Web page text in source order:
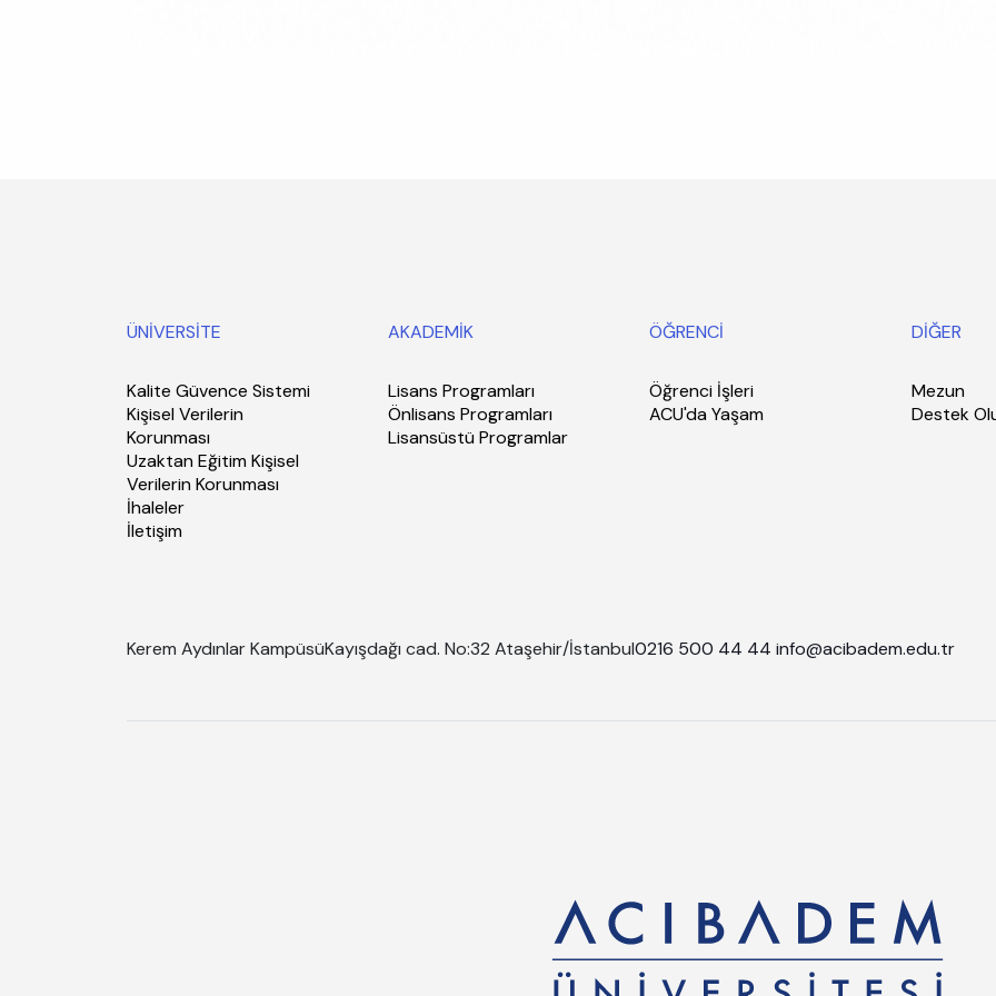
ÜNİVERSİTE
Kalite Güvence Sistemi
Kişisel Verilerin
Korunması
Uzaktan Eğitim Kişisel
Verilerin Korunması
İhaleler
İletişim
AKADEMİK
Lisans Programları
Önlisans Programları
Lisansüstü Programlar
ÖĞRENCİ
Öğrenci İşleri
ACU'da Yaşam
DİĞER
Mezun
Destek
Kerem Aydınlar KampüsüKayışdağı cad. No:32 Ataşehir/İstanbul0216 500 44 44 info@acibadem.edu.tr